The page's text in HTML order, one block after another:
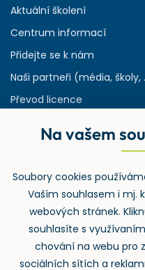
Aktuální školení
Centrum informací
Přidejte se k nám
Naši partneři (média, školy,
Převod licence
Rejstřík používaných
Zpětný odběr
Na vašem
Soubory cookies
Vaším souhlasem i mj.
webových stránek.
souhlasíte s
chování na webu pro
sociálních sítích a